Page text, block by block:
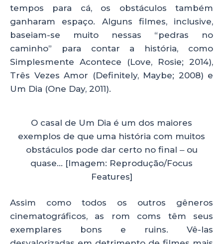
tempos para cá, os obstáculos também
ganharam espaço. Alguns filmes, inclusive,
baseiam-se muito nessas “pedras no
caminho” para contar a história, como
Simplesmente Acontece (Love, Rosie; 2014),
Três Vezes Amor (Definitely, Maybe; 2008) e
Um Dia (One Day, 2011).
O casal de Um Dia é um dos maiores
exemplos de que uma história com muitos
obstáculos pode dar certo no final ‒ ou
quase… [Imagem: Reprodução/Focus
Features]
Assim como todos os outros gêneros
cinematográficos, as rom coms têm seus
exemplares bons e ruins. Vê-las